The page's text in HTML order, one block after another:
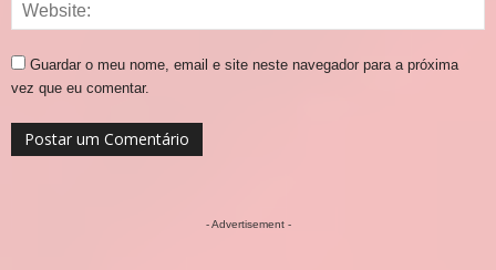
Guardar o meu nome, email e site neste navegador para a próxima
vez que eu comentar.
- Advertisement -